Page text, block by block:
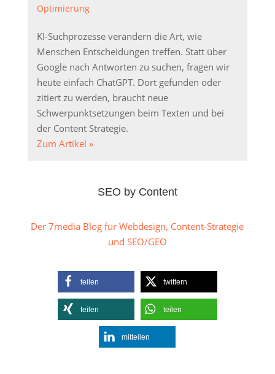
Optimierung
KI-Suchprozesse verändern die Art, wie
Menschen Entscheidungen treffen. Statt über
Google nach Antworten zu suchen, fragen wir
heute einfach ChatGPT. Dort gefunden oder
zitiert zu werden, braucht neue
Schwerpunktsetzungen beim Texten und bei
der Content Strategie.
Zum Artikel »
SEO by Content
Der 7media Blog für Webdesign, Content-Strategie
und SEO/GEO
teilen twittern
teilen teilen
mitteilen